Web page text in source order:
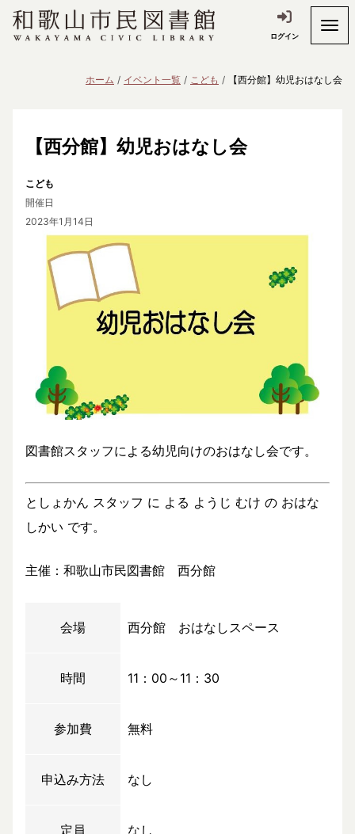
ログイン
ホーム イベント一覧 こども 【西分館】幼児おはなし会
【西分館】幼児おはなし会
こども
開催日
2023年1月14日
図書館スタッフによる幼児向けのおはなし会です。
としょかん スタッフ に よる ようじ むけ の おはな
しかい です。
主催：和歌山市民図書館 西分館
会場 西分館 おはなしスペース
時間 11：00～11：30
参加費 無料
申込み方法 なし
定員 なし